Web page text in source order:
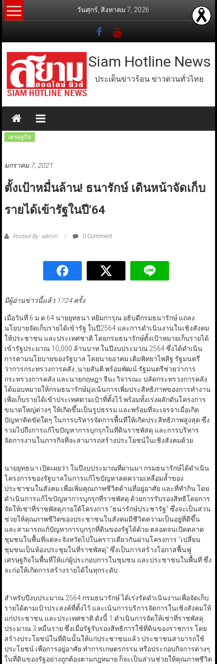
Skip
to
วันศุกร์, สิงหาคม 7, 2026
Siam Hotline News
ประเด็นข่าวร้อน ข่าวด่วนทั่วไทย
เศรษฐกิจ
มกราคม 7, 2021
ตั้งเป้าหมื่นล้าน! ธนารักษ์ เดินหน้าจัดเก็บ
รายได้เข้ารัฐในปี’64
Posted By: admin 0 Comment
มีผู้อ่านข่าวนี้แล้ว 1724 ครั้ง
เมื่อวันที่ 6 ม.ค.64 นายยุทธนา หยิมการุณ อธิบดีกรมธนารักษ์ แถลง
นโยบายจัดเก็บรายได้เข้ารัฐ ในปี2564 และการดำเนินงานในเชิงสังคม
ให้ประชาชน และประเทศชาติ โดยกรมธนารักษ์ตั้งเป้าหมายเก็บรายได้
เข้ารัฐประมาณ 10,000 ล้านบาท ในปีงบประมาณ 2564 ซึ่งได้ดำเนิน
การตามนโยบายของรัฐบาล โดยนายอาคม เติมพิทยาไพสิฐ รัฐมนตรี
ว่าการกระทรวงการคสัง ,นายสันติ พร้อมพัฒน์ รัฐมนตรีช่วยว่าการ
กระทรวงการคลัง และนายกฤษฎา จีนะวิจารณะ ปลัดกระทรวงการคลัง
ได้มอบหมายให้กรมธนารักษ์มุ่งเน้นการเพิ่มประสิทธิภาพของการทำงาน
เพื่อเก็บรายได้เข้าประเทศตามเป้าที่ตั้งไว้ พร้อมทั้งเร่งผลักดันโครงการ
ขนาดใหญ่ต่างๆ ให้เกิดขึ้นเป็นรูปธรรม และพร้อมที่จะเจรจาเมื่อเกิด
ปัญหาติดขัดใดๆ ในการบริหารจัดการพื้นที่ให้เกิดประสิทธิภาพสูงสุด ซึ่ง
รวมไปถึงการแก้ไขปัญหาการบุกรุกในที่ดินราชพัสดุ และการบริหาร
จัดการงานในภารกิจที่จะสามารถสร้างประโยชน์ในเชิงสังคมด้วย
นายยุทธนา เปิดเผยว่า ในปีงบประมาณที่ผ่านมา กรมธนารักษ์ได้ดำเนิน
โครงการของรัฐบาลในการแก้ไขปัญหาลดความเหลื่อมล้ำของ
ประชาชนในสังคม เพื่อเพิ่มคุณภาพชีวิตด้านที่อยู่อาศัย และที่ทำกิน โดย
ดำเนินการแก้ไขปัญหาการบุกรุกที่ราชพัสดุ ด้วยการรับรองสิทธิโดยการ
จัดให้เช่าที่ราชพัสดุภายใต้โครงการ “ธนารักษ์ประชารัฐ” ซึ่งจะเป็นส่วน
ช่วยให้คุณภาพชีวิตของประชาชนในสังคมมีชีวิตความเป็นอยู่ที่ดีขึ้น
และสามารถแก้ปัญหาการบุกรุกที่ดินของรัฐได้ด้วย ตลอดจนเปิดตลาด
ชุมชนในพื้นที่แต่ละจังหวัดไปในคราวเดียวกันผ่านโครงการ “เปลี่ยน
ชุมชนเป็นห้องประชุมในที่ราชพัสดุ” ซึ่งเป็นการสร้างโอกาสฟื้นฟู
เศรษฐกิจในพื้นที่ให้แก่ผู้ประกอบการในชุมชน และประชาชนในพื้นที่ ซึ่ง
จะก่อให้เกิดการสร้างรายได้ในทุกระดับ
สำหรับปีงบประมาณ 2564 กรมธนารักษ์ ได้เร่งรัดดำเนินงานเพื่อจัดเก็บ
รายได้ตามเป้าประสงค์ที่ตั้งไว้ และเน้นการบริการจัดการในเชิงสังคมให้
แก่ประชาชน และประเทศชาติ ดังนี้ 1.ดำเนินการจัดให้เช่าที่ราชพัสดุ
ประมาณ 3 หมื่นราย ซึ่งเมื่อรัฐรับรองสิทธิการใช้ที่ดินของราชการ โดย
สร้างประโยชน์ในที่ดินนั้นให้แก่ประชาชนแล้ว ประชาชนสามารถใช้
ประโยชน์ เพื่อการอยู่อาศัย ทำการเกษตรกรรม หรือประกอบกิจการต่างๆ
ในที่ดินของรัฐอย่างถูกต้องตามกฎหมาย ก็จะเป็นส่วนช่วยให้คุณภาพชีวิต